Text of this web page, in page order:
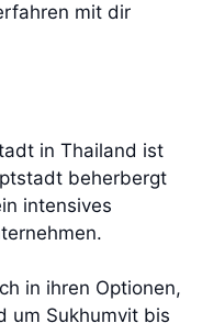
mit dir
in Thailand ist
beherbergt
intensives
in ihren Optionen,
um Sukhumvit bis